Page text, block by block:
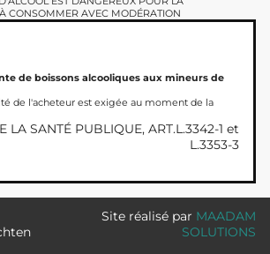
CONSOMMER AVEC MODÉRATION
de boissons alcooliques aux mineurs de
de l'acheteur est exigée au moment de la
LA SANTÉ PUBLIQUE, ART.L.3342-1 et
L.3353-3
Site réalisé par MAADAM
SOLUTIONS